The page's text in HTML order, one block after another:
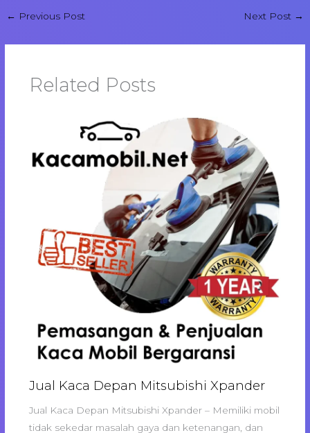
← Previous Post Next Post →
Related Posts
Jual Kaca Depan Mitsubishi Xpander
Jual Kaca Depan Mitsubishi Xpander – Memiliki mobil
tidak sekedar masalah gaya dan ketenangan, dan